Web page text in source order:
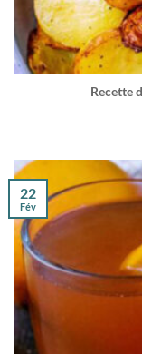
Recette
22
Fév